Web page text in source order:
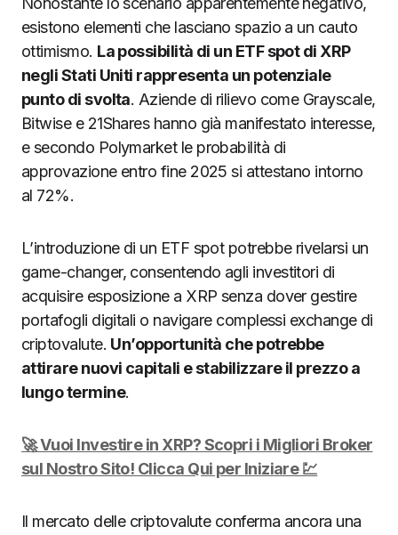
esistono elementi che lasciano spazio a un cauto
ottimismo. La possibilità di un ETF spot di XRP
negli Stati Uniti rappresenta un potenziale
punto di svolta. Aziende di rilievo come Grayscale,
Bitwise e 21Shares hanno già manifestato interesse,
e secondo Polymarket le probabilità di
approvazione entro fine 2025 si attestano intorno
al 72%.
L’introduzione di un ETF spot potrebbe rivelarsi un
game-changer, consentendo agli investitori di
acquisire esposizione a XRP senza dover gestire
portafogli digitali o navigare complessi exchange di
criptovalute. Un’opportunità che potrebbe
attirare nuovi capitali e stabilizzare il prezzo a
lungo termine.
🚀 Vuoi Investire in XRP? Scopri i Migliori Broker
sul Nostro Sito! Clicca Qui per Iniziare 💹
Il mercato delle criptovalute conferma ancora una